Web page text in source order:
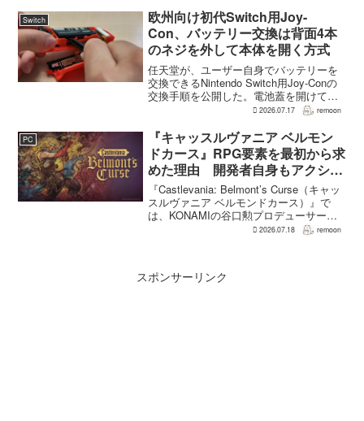
ューでの発言で、小高氏は「先に『レイ
ンコー...
Switch
欧州向け初代Switch用Joy-
Con、バッテリー交換は背面4本
のネジを外して本体を開く方式
任天堂が、ユーザー自身でバッテリーを
交換できるNintendo Switch用Joy-Conの
交換手順を公開した。電池蓋を開けて入
れ替える方式ではなく、背面のネジ4本を
ケーブルを取り外す必要がある。この
改...
2026.07.17 remoon
PC
『キャッスルヴァニア ベルモン
ドカース』RPG要素を最初から求
めた理由 開発者自身もアクショ
ンのつらさを実感
『Castlevania: Belmont’s Curse（キャッ
スルヴァニア ベルモンドカース）』で
は、KONAMIの谷口勲プロデューサー
が、レベルアップを含むRPG的システム
2026.07.18 remoon
スポンサーリンク